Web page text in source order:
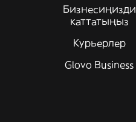
Бизнесиңизди
каттатыңыз
Курьерлер
Glovo Business